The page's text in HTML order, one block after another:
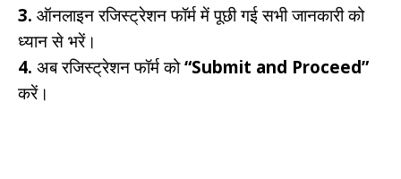
3. ऑनलाइन रजिस्ट्रेशन फॉर्म में पूछी गई सभी जानकारी को
ध्यान से भरें।
4. अब रजिस्ट्रेशन फॉर्म को“Submit and Proceed”
करें।